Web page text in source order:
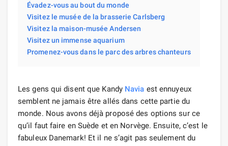
Évadez-vous au bout du monde
Visitez le musée de la brasserie Carlsberg
Visitez la maison-musée Andersen
Visitez un immense aquarium
Promenez-vous dans le parc des arbres chanteurs
Les gens qui disent que Kandy Navia est ennuyeux
semblent ne jamais être allés dans cette partie du
monde. Nous avons déjà proposé des options sur ce
qu’il faut faire en Suède et en Norvège. Ensuite, c’est le
fabuleux Danemark! Et il ne s’agit pas seulement du